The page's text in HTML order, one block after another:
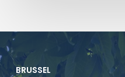
BRUSSEL